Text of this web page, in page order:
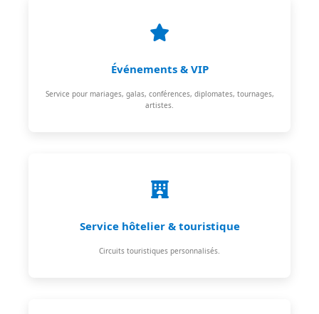
Événements & VIP
Service pour mariages, galas, conférences, diplomates, tournages,
artistes.
Service hôtelier & touristique
Circuits touristiques personnalisés.